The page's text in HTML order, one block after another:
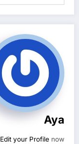
Aya
Edit your Profile now.